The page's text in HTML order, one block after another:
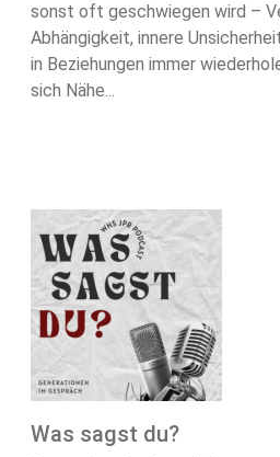
sonst oft geschwiegen wird –
Abhängigkeit, innere
in Beziehungen immer
sich Nähe...
Was sagst du?